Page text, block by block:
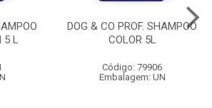
5 L
DOG & CO PROF. SHAMPOO
COLOR 5L
Código: 79906
Embalagem: UN